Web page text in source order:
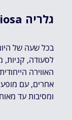
גלריה Grandiosa
בכל שעה של
לסעודה,
האווירה
ומסיבות עד